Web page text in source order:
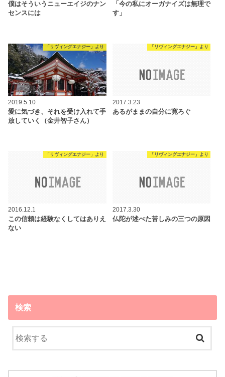
僕はそういうニューエイジのナン
センスには
「今の私にオーガナイズは無理で
す」
「リヴィングエナジー」より
2019.5.10
愛に気づき、それを受け入れて手
放していく（金井智子さん）
「リヴィングエナジー」より
2017.3.23
あるがままの自分に寛ろぐ
「リヴィングエナジー」より
2016.12.1
この信頼は経験なくしてはありえ
ない
「リヴィングエナジー」より
2017.3.30
仏陀が述べた苦しみの三つの原因
検索